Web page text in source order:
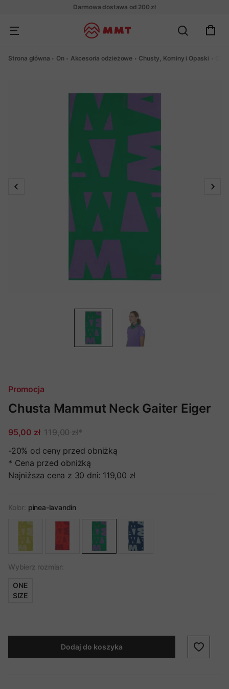
Darmowa dostawa od 200 zł
Strona główna On Akcesoria odzieżowe Chusty, Kominy i Opaski
Promocja
Chusta Mammut Neck Gaiter Eiger
95,00 zł 119,00 zł*
-20% od ceny przed obniżką
* Cena przed obniżką
Najniższa cena z 30 dni: 119,00 zł
Kolor: pinea-lavandin
Wybierz rozmiar:
ONE
SIZE
Dodaj do koszyka